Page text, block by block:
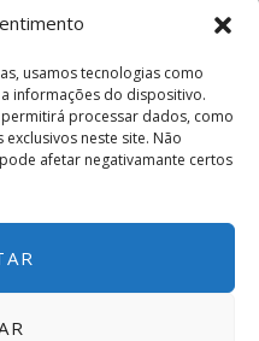
usamos tecnologias como
informações do dispositivo.
processar dados, como
neste site. Não
afetar negativamante certos